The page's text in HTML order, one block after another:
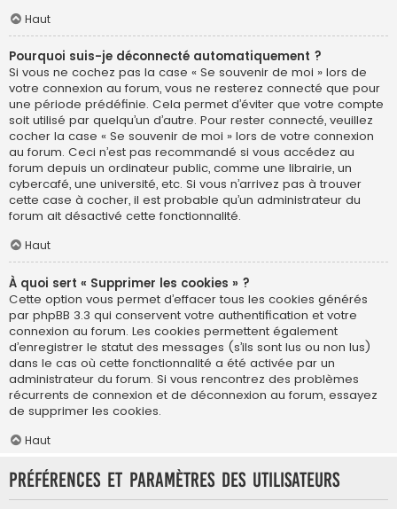
Haut
Pourquoi suis-je déconnecté automatiquement ?
Si vous ne cochez pas la case « Se souvenir de moi » lors de
votre connexion au forum, vous ne resterez connecté que pour
une période prédéfinie. Cela permet d’éviter que votre compte
soit utilisé par quelqu’un d’autre. Pour rester connecté, veuillez
cocher la case « Se souvenir de moi » lors de votre connexion
au forum. Ceci n’est pas recommandé si vous accédez au
forum depuis un ordinateur public, comme une librairie, un
cybercafé, une université, etc. Si vous n’arrivez pas à trouver
cette case à cocher, il est probable qu’un administrateur du
forum ait désactivé cette fonctionnalité.
Haut
À quoi sert « Supprimer les cookies » ?
Cette option vous permet d’effacer tous les cookies générés
par phpBB 3.3 qui conservent votre authentification et votre
connexion au forum. Les cookies permettent également
d’enregistrer le statut des messages (s’ils sont lus ou non lus)
dans le cas où cette fonctionnalité a été activée par un
administrateur du forum. Si vous rencontrez des problèmes
récurrents de connexion et de déconnexion au forum, essayez
de supprimer les cookies.
Haut
Préférences et paramètres des utilisateurs